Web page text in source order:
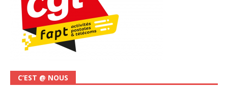
C’EST @ NOUS